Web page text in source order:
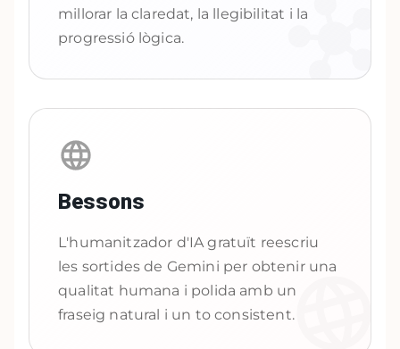
millorar la claredat, la llegibilitat i la
progressió lògica.
Bessons
L'humanitzador d'IA gratuït reescriu
les sortides de Gemini per obtenir una
qualitat humana i polida amb un
fraseig natural i un to consistent.